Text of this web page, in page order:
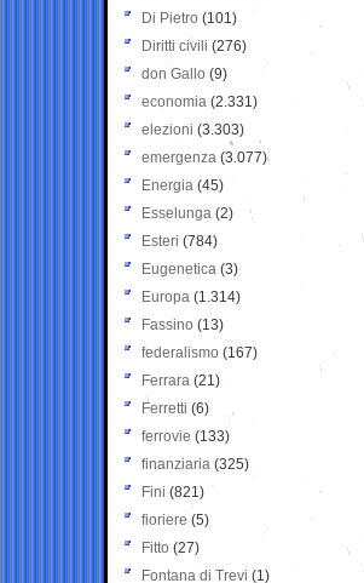
Di Pietro (101)
Diritti civili (276)
don Gallo (9)
economia (2.331)
elezioni (3.303)
emergenza (3.077)
Energia (45)
Esselunga (2)
Esteri (784)
Eugenetica (3)
Europa (1.314)
Fassino (13)
federalismo (167)
Ferrara (21)
Ferretti (6)
ferrovie (133)
finanziaria (325)
Fini (821)
fioriere (5)
Fitto (27)
Fontana di Trevi (1)